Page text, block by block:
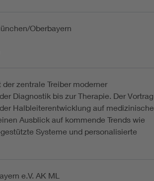
Oberbayern
zentrale Treiber moderner
Diagnostik bis zur Therapie. Der Vortrag
Halbleiterentwicklung auf medizinische
Ausblick auf kommende Trends wie
Systeme und personalisierte
e.V. AK ML